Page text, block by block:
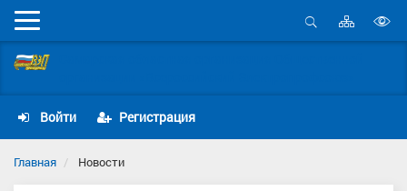
Мобильное
меню
Открыть
Карта
сайта
Войти Регистрация
Главная Новости